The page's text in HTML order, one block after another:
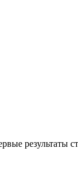
результаты